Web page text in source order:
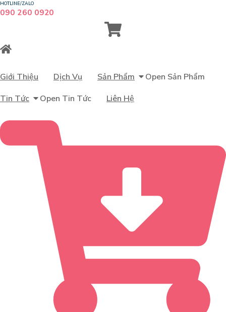
HOTLINE/ZALO
090 260 0920
Giới Thiệu Dịch Vụ Sản Phẩm
Open Sản Phẩm
Tin Tức
Open Tin Tức Liên Hệ